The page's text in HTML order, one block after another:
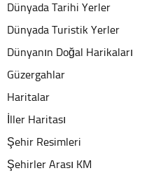
Dünyada Tarihi Yerler
Dünyada Turistik Yerler
Dünyanın Doğal Harikaları
Güzergahlar
Haritalar
İller Haritası
Şehir Resimleri
Şehirler Arası KM